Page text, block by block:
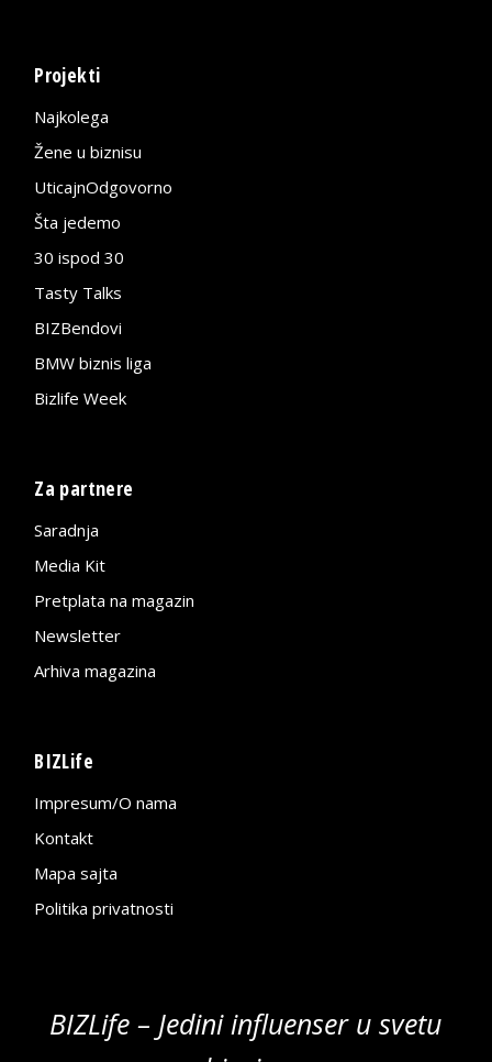
Projekti
Najkolega
Žene u biznisu
UticajnOdgovorno
Šta jedemo
30 ispod 30
Tasty Talks
BIZBendovi
BMW biznis liga
Bizlife Week
Za partnere
Saradnja
Media Kit
Pretplata na magazin
Newsletter
Arhiva magazina
BIZLife
Impresum/O nama
Kontakt
Mapa sajta
Politika privatnosti
BIZLife – Jedini influenser u svetu